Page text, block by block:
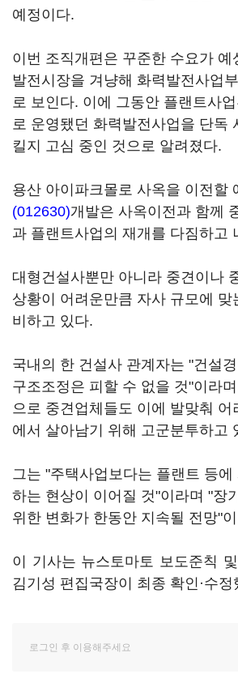
예정이다.
이번 조직개편은 꾸준한 수요가 예
발전시장을 겨냥해 화력발전사업
로 보인다. 이에 그동안 플랜트사
로 운영됐던 화력발전사업을 단독
킬지 고심 중인 것으로 알려졌다.
용산 아이파크몰로 사옥을 이전할
(012630)개발은 사옥이전과 함께
과 플랜트사업의 재개를 다짐하고
대형건설사뿐만 아니라 중견이나
상황이 어려운만큼 자사 규모에 맞
비하고 있다.
국내의 한 건설사 관계자는 "건설
구조조정은 피할 수 없을 것"이라
으로 중견업체들도 이에 발맞춰 어
에서 살아남기 위해 고군분투하고
그는 "주택사업보다는 플랜트 등
하는 현상이 이어질 것"이라며 "장
위한 변화가 한동안 지속될 전망"
이 기사는 뉴스토마토 보도준칙
김기성 편집국장이 최종 확인·수정